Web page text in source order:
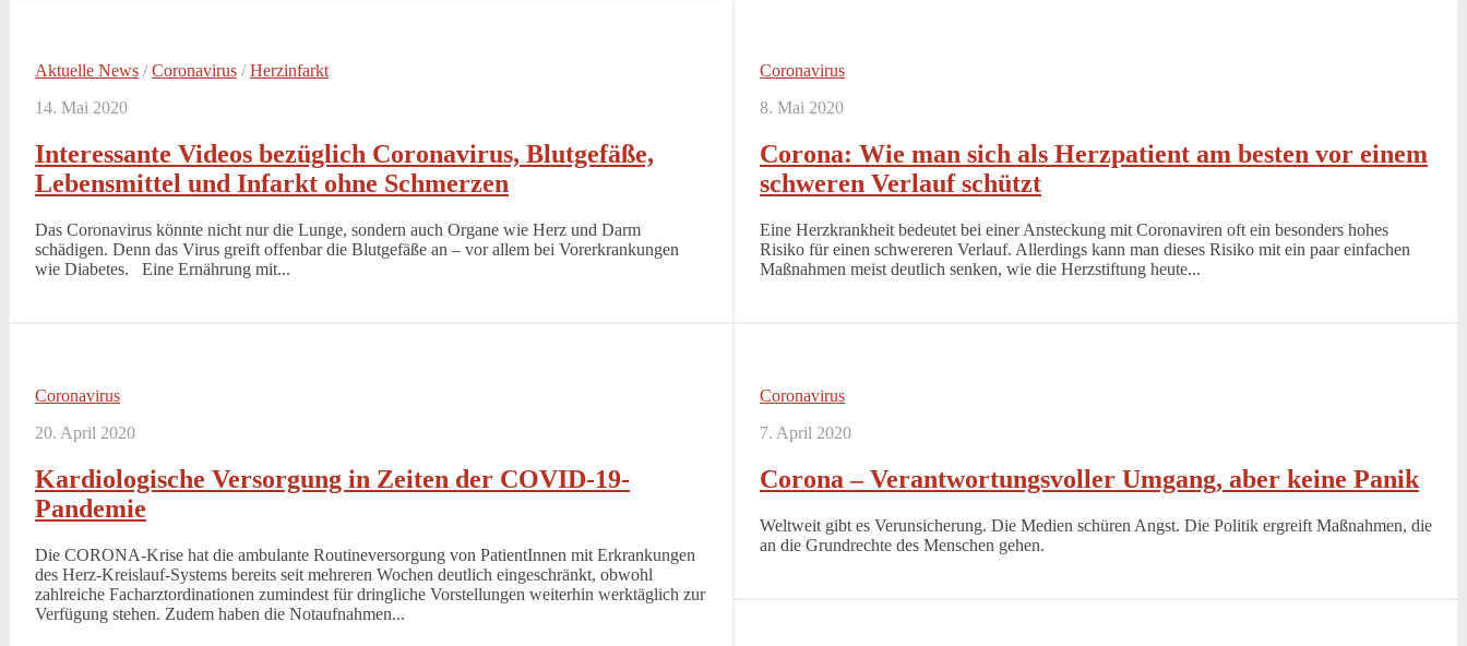
Aktuelle News /Coronavirus /Herzinfarkt
14. Mai 2020
Interessante Videos bezüglich Coronavirus, Blutgefäße,
Lebensmittel und Infarkt ohne Schmerzen
Das Coronavirus könnte nicht nur die Lunge, sondern auch Organe wie Herz und Darm
schädigen. Denn das Virus greift offenbar die Blutgefäße an – vor allem bei Vorerkrankungen
wie Diabetes. Eine Ernährung mit...
Coronavirus
8. Mai 2020
Corona: Wie man sich als Herzpatient am besten vor einem
schweren Verlauf schützt
Eine Herzkrankheit bedeutet bei einer Ansteckung mit Coronaviren oft ein besonders hohes
Risiko für einen schwereren Verlauf. Allerdings kann man dieses Risiko mit ein paar einfachen
Maßnahmen meist deutlich senken, wie die Herzstiftung heute...
Coronavirus
20. April 2020
Kardiologische Versorgung in Zeiten der COVID-19-
Pandemie
Die CORONA-Krise hat die ambulante Routineversorgung von PatientInnen mit Erkrankungen
des Herz-Kreislauf-Systems bereits seit mehreren Wochen deutlich eingeschränkt, obwohl
zahlreiche Facharztordinationen zumindest für dringliche Vorstellungen weiterhin werktäglich zur
Verfügung stehen. Zudem haben die Notaufnahmen...
Coronavirus
7. April 2020
Corona – Verantwortungsvoller Umgang, aber keine Panik
Weltweit gibt es Verunsicherung. Die Medien schüren Angst. Die Politik ergreift Maßnahmen, die
an die Grundrechte des Menschen gehen.